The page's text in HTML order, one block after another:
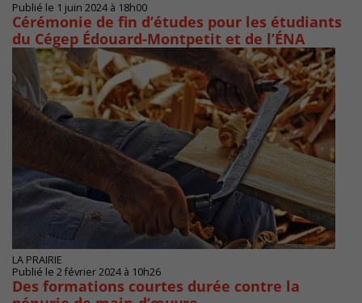
Publié le 1 juin 2024 à 18h00
Cérémonie de fin d’études pour les étudiants
du Cégep Édouard-Montpetit et de l’ÉNA
LA PRAIRIE
Publié le 2 février 2024 à 10h26
Des formations courtes durée contre la